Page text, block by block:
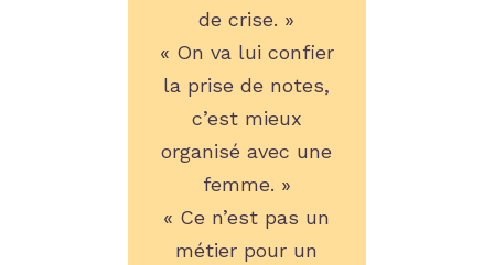
de crise. »
« On va lui confier
la prise de notes,
c’est mieux
organisé avec une
femme. »
« Ce n’est pas un
métier pour un